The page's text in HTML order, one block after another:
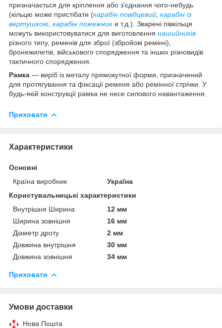
призначається для кріплення або з'єднання чого-небудь
(кільцю може пристібати (карабін повідцевий карабін із
вертушкою карабін пожежник и т.д.). Зварені півкільця
можуть використовуватися для виготовлення нашийників
різного типу, ременів для зброї (збройові ремені),
бронежилетів, військового спорядження та інших різновидів
тактичного спорядження.
Рамка — виріб із металу прямокутної форми, призначений
для протягування та фіксації ременя або ремінної стрічки. У
будь-якій конструкції рамка не несе силового навантаження.
Приховати
Характеристики
Основні
Країна виробник
Україна
Користувальницькі характеристики
Внутрішня Ширина
12 мм
Ширина зовнішня
16 мм
Діаметр дроту
2 мм
Довжина внутрішня
30 мм
Довжина зовнішня
34 мм
Приховати
Умови доставки
Нова Пошта